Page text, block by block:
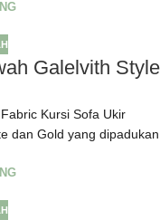
Galelvith Style
Kursi Sofa Ukir
dan Gold yang dipadukan